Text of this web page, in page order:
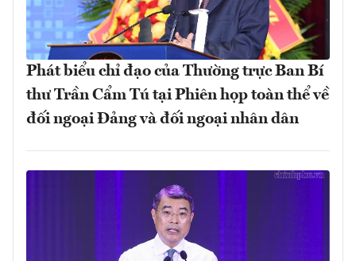
Phát biểu chỉ đạo của Thường trực Ban Bí
thư Trần Cẩm Tú tại Phiên họp toàn thể về
đối ngoại Đảng và đối ngoại nhân dân